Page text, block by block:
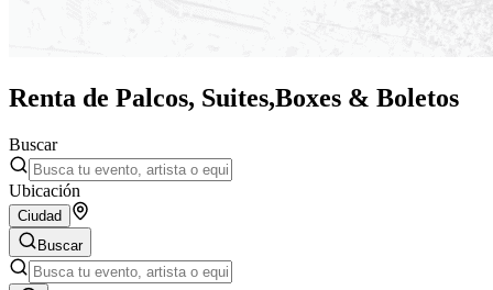
Renta de Palcos, Suites,Boxes & Boletos
Buscar
Ubicación
Ciudad
Buscar